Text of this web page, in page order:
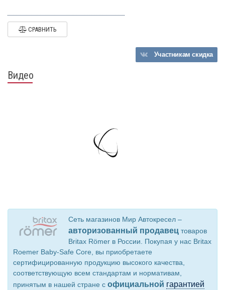
СРАВНИТЬ
Участникамскидка
Видео
Сеть магазинов Мир Автокресел –
авторизованный продавец товаров
Britax Römer в России. Покупая у нас Britax
Roemer Baby-Safe Core, вы приобретаете
сертифицированную продукцию высокого качества,
соответствующую всем стандартам и нормативам,
принятым в нашей стране с официальной гарантией